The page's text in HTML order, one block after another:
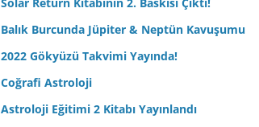
Balık Burcunda Jüpiter & Neptün Kavuşumu
2022 Gökyüzü Takvimi Yayında!
Coğrafi Astroloji
Astroloji Eğitimi 2 Kitabı Yayınlandı